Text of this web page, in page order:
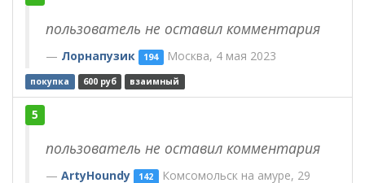
пользователь не оставил комментария
Лорнапузик 194 Москва, 4 мая 2023
покупка 600 руб взаимный
5
пользователь не оставил комментария
ArtyHoundy 142 Комсомольск на амуре, 29